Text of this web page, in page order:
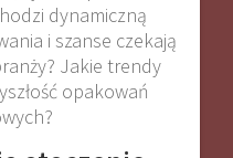
dynamiczną
i szanse czekają
Jakie trendy
opakowań